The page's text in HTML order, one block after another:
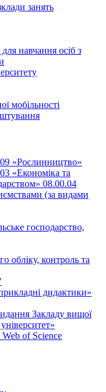
занять
навчання осіб з
мобільності
«Рослинництво»
«Економіка та
08.00.04
(за видами
господарство,
обліку, контроль та
дидактики»
Закладу вищої
of Science